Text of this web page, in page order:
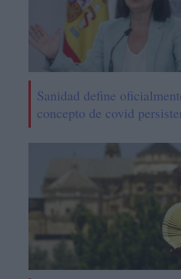
Sanidad define
concepto de covid